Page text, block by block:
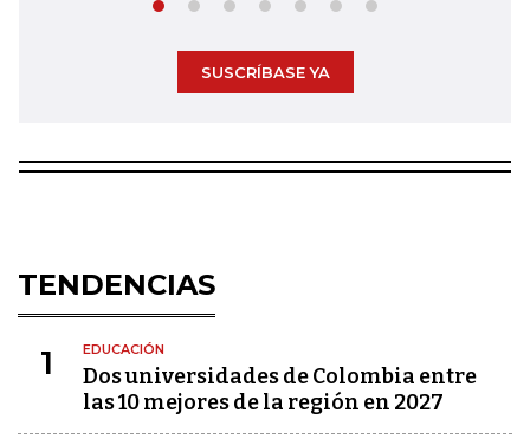
SUSCRÍBASE YA
TENDENCIAS
1 EDUCACIÓN
Dos universidades de Colombia entre
las 10 mejores de la región en 2027